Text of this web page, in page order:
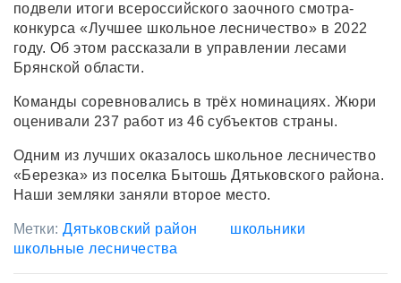
подвели итоги всероссийского заочного смотра-
конкурса «Лучшее школьное лесничество» в 2022
году. Об этом рассказали в управлении лесами
Брянской области.
Команды соревновались в трёх номинациях. Жюри
оценивали 237 работ из 46 субъектов страны.
Одним из лучших оказалось школьное лесничество
«Березка» из поселка Бытошь Дятьковского района.
Наши земляки заняли второе место.
Метки:Дятьковский район
школьники
школьные лесничества